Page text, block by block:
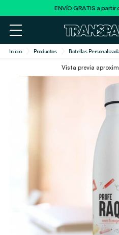
ENVÍO GRATIS a partir
Inicio Productos Botellas
Vista previa